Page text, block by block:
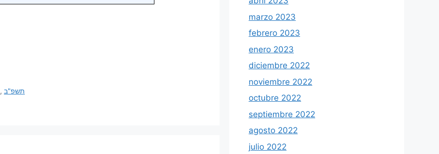
,תשפ"ב
marzo 2023
febrero 2023
enero 2023
diciembre 2022
noviembre 2022
octubre 2022
septiembre 2022
agosto 2022
julio 2022